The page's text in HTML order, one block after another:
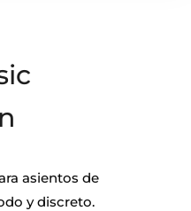
asientos de
y discreto.